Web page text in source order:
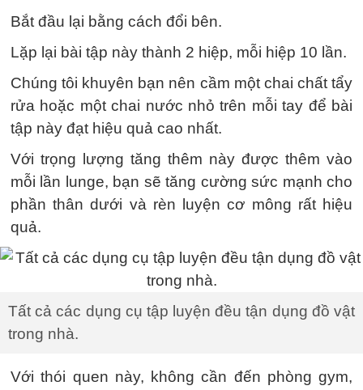
Bắt đầu lại bằng cách đổi bên.
Lặp lại bài tập này thành 2 hiệp, mỗi hiệp 10 lần.
Chúng tôi khuyên bạn nên cầm một chai chất tẩy
rửa hoặc một chai nước nhỏ trên mỗi tay để bài
tập này đạt hiệu quả cao nhất.
Với trọng lượng tăng thêm này được thêm vào
mỗi lần lunge, bạn sẽ tăng cường sức mạnh cho
phần thân dưới và rèn luyện cơ mông rất hiệu
quả.
Tất cả các dụng cụ tập luyện đều tận dụng đồ vật
trong nhà.
Với thói quen này, không cần đến phòng gym,